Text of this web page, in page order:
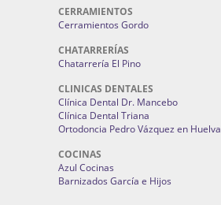
CERRAMIENTOS
Cerramientos Gordo
CHATARRERÍAS
Chatarrería El Pino
CLINICAS DENTALES
Clínica Dental Dr. Mancebo
Clínica Dental Triana
Ortodoncia Pedro Vázquez en Huelva
COCINAS
Azul Cocinas
Barnizados García e Hijos